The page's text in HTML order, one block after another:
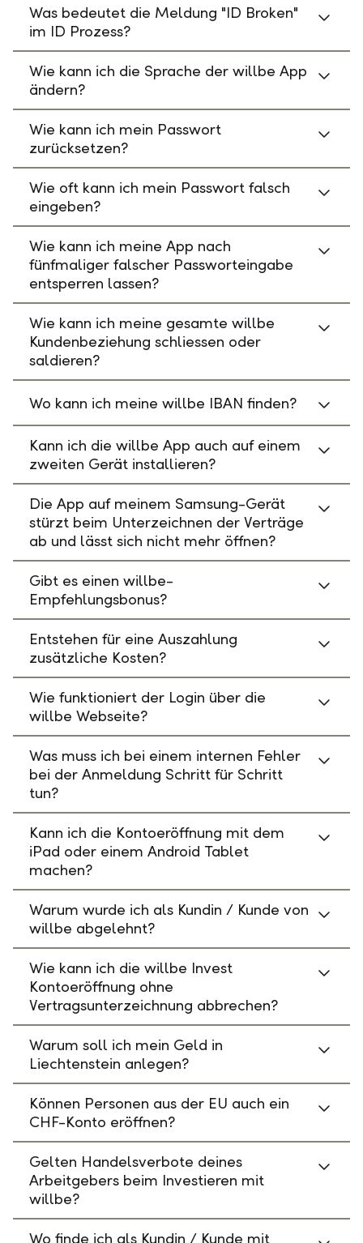
Was bedeutet die Meldung "ID Broken"
im ID Prozess?
Wie kann ich die Sprache der willbe App
ändern?
Wie kann ich mein Passwort
zurücksetzen?
Wie oft kann ich mein Passwort falsch
eingeben?
Wie kann ich meine App nach
fünfmaliger falscher Passworteingabe
entsperren lassen?
Wie kann ich meine gesamte willbe
Kundenbeziehung schliessen oder
saldieren?
Wo kann ich meine willbe IBAN finden?
Kann ich die willbe App auch auf einem
zweiten Gerät installieren?
Die App auf meinem Samsung-Gerät
stürzt beim Unterzeichnen der Verträge
ab und lässt sich nicht mehr öffnen?
Gibt es einen willbe-
Empfehlungsbonus?
Entstehen für eine Auszahlung
zusätzliche Kosten?
Wie funktioniert der Login über die
willbe Webseite?
Was muss ich bei einem internen Fehler
bei der Anmeldung Schritt für Schritt
tun?
Kann ich die Kontoeröffnung mit dem
iPad oder einem Android Tablet
machen?
Warum wurde ich als Kundin / Kunde von
willbe abgelehnt?
Wie kann ich die willbe Invest
Kontoeröffnung ohne
Vertragsunterzeichnung abbrechen?
Warum soll ich mein Geld in
Liechtenstein anlegen?
Können Personen aus der EU auch ein
CHF-Konto eröffnen?
Gelten Handelsverbote deines
Arbeitgebers beim Investieren mit
willbe?
Wo finde ich als Kundin / Kunde mit